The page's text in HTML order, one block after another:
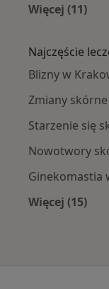
Więcej (11)
Najczęście
Blizny w
Zmiany
Starzenie się
Nowotwory
Ginekomastia
Więcej (15)